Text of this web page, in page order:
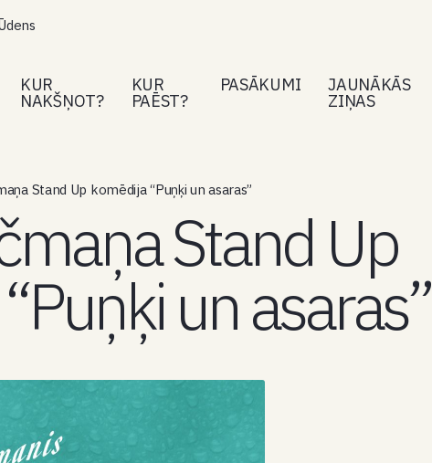
KUR
NAKŠŅOT?
KUR
PAĒST?
PASĀKUMI JAUNĀKĀS
ZIŅAS
Stand Up komēdija “Puņķi un asaras”
Stand Up
un asaras”